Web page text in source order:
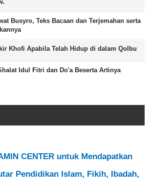
Busyro, Teks Bacaan dan Terjemahan serta
Khofi Apabila Telah Hidup di dalam Qolbu
Idul Fitri dan Do'a Beserta Artinya
CENTER untuk Mendapatkan
Pendidikan Islam, Fikih, Ibadah,